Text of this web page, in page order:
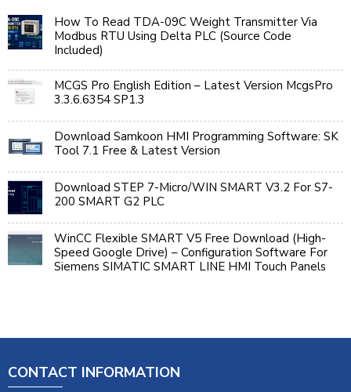
How To Read TDA-09C Weight Transmitter Via
Modbus RTU Using Delta PLC (Source Code
Included)
MCGS Pro English Edition – Latest Version McgsPro
3.3.6.6354 SP1.3
Download Samkoon HMI Programming Software: SK
Tool 7.1 Free & Latest Version
Download STEP 7-Micro/WIN SMART V3.2 For S7-
200 SMART G2 PLC
WinCC Flexible SMART V5 Free Download (High-
Speed Google Drive) – Configuration Software For
Siemens SIMATIC SMART LINE HMI Touch Panels
CONTACT INFORMATION